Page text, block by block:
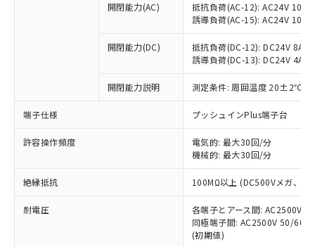
開閉能力(AC)
抵抗負荷(AC-12): AC24V 10A/
誘導負荷(AC-15): AC24V
開閉能力(DC)
抵抗負荷(DC-12): DC24V 8A/
誘導負荷(DC-13): DC24V 4A/
開閉能力説明 測定条件: 周囲温度 20±2℃、
端子仕様 プッシュインPlus端子台
許容操作頻度
電気的: 最大30回/分
機械的: 最大30回/分
絶縁抵抗 100MΩ以上 (DC500Vメガ、点
耐電圧
各端子とアース間: AC2500V
同極端子間: AC2500V 50/
(初期値)
以下の条件をお読みいただき、同意のうえ
ご利用ください。
本サービスは、当社制御機器事業取扱
商品の当社在庫状況および標準価格
(税抜)を提供させていただくもので
当社制御機器事業取扱商品の中には、
本サービスの対象外となる商品もある
ことをご了承ください。
在庫状況および標準価格照会結果は、
記載している更新日時点での社内デー
タに基づき作成されるものであり、閲
覧された時点での実際の在庫および標
準価格とは異なる場合があることをご
対応予定なし：EU RoHS指令（10物質）の
非含有に非対応の商品で、対応品を出す予
定はありません。
調査・確認中：EU RoHS指令（10物質）の
非含有の対応状況を調査中または確認中の
非該当品：ライセンス料など無形物で、有
害物質有無と関係のない商品です。
仕入先様の事情により、非含有部品として
いたものが、含有品と判明した場合などや
むを得ず変更することがあります。
六価クロム(Cr(Ⅵ)) 1000ppm以下、ポリ臭化ビフェニル
類(PBB) 1000ppm以下、ポリ臭化ジフェニルエーテル類
「○」：最大均質材料含有率が中国RoHSの
基準値以下であることを示します。
「×」：最大均質材料含有率が中国RoHSの
基準値を超えていることを示します。
「－」：未確認です。当社販売部門へお問
*中国RoHS10物質の基準値 (GB/T26572)：
Pb(鉛) :1000ppm、 Hg(水銀) : 1000ppm、 Cd(カドミウ
Cr(Ⅵ)(六価クロム) : 1000ppm、 PBBs(ポリ臭化ビフェ
当社は、これら貴社製品のうち、外国
為替および外国貿易法に定める商品
（以下｢規制貨物等」という）を輸出
または国外への提供する場合は、日本
国政府の輸出許可(または役務取引許
可)を取得するなどの必要な手続きを